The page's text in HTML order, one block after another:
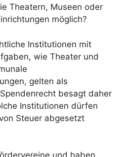
Theatern, Museen oder
möglich?
Institutionen mit
wie Theater und
gelten als
besagt daher
Institutionen dürfen
Steuer abgesetzt
und haben